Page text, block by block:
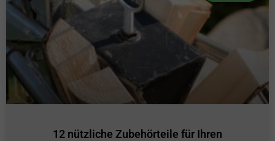
12 nützliche Zubehörteile für Ihren